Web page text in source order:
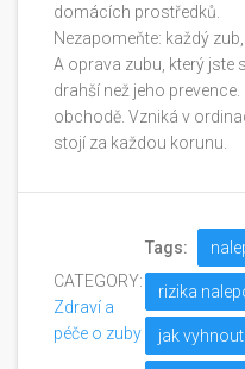
domácích prostředků.
Nezapomeňte: každý
A oprava zubu, který jste
drahší než jeho
obchodě. Vzniká v
stojí za každou korunu.
CATEGORY:
Zdraví a
péče o zuby
Tags:
rizika
jak